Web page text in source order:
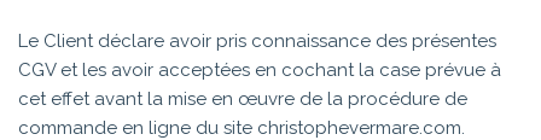
Le Client déclare avoir pris connaissance des présentes
CGV et les avoir acceptées en cochant la case prévue à
cet effet avant la mise en œuvre de la procédure de
commande en ligne du site christophevermare.com .